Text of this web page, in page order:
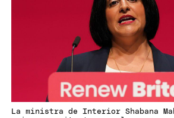
La ministra de Interior Shabana